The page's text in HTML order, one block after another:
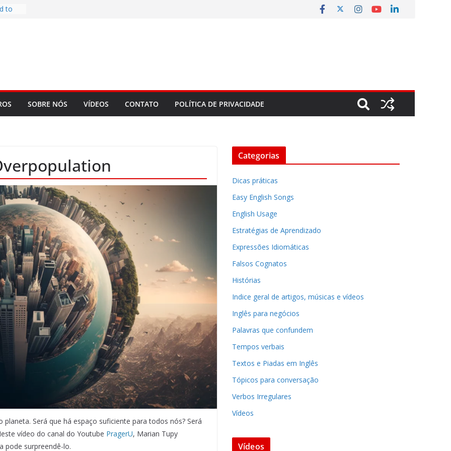
to
SOBRE NÓS VÍDEOS CONTATO POLÍTICA DE PRIVACIDADE
Será que há espaço suficiente para todos nós? Será
vídeo do canal do Youtube PragerU, Marian Tupy
pode surpreendê-lo.
Categorias
Dicas práticas
Easy English Songs
English Usage
Estratégias de Aprendizado
Expressões Idiomáticas
Falsos Cognatos
Histórias
Indice geral de artigos, músicas e vídeos
Inglês para negócios
Palavras que confundem
Tempos verbais
Textos e Piadas em Inglês
Tópicos para conversação
Verbos Irregulares
Vídeos
Vídeos